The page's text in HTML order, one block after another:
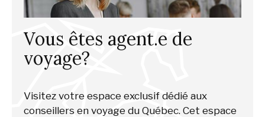
Vous êtes agent.e de
voyage?
Visitez votre espace exclusif dédié aux
conseillers en voyage du Québec. Cet espace